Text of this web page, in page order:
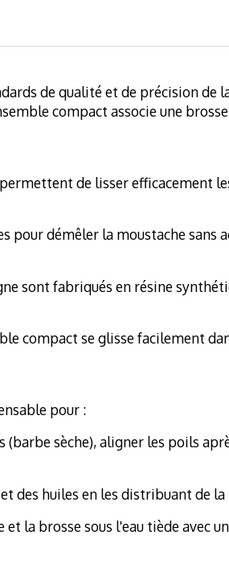
de qualité et de précision de
compact associe une
de lisser efficacement
démêler la moustache sans
sont fabriqués en résine
compact se glisse facilement
pour :
sèche), aligner les poils
des huiles en les distribuant de
la brosse sous l'eau tiède avec